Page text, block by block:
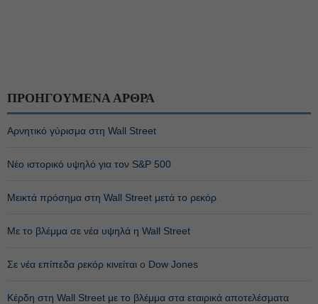
ΠΡΟΗΓΟΥΜΕΝΑ ΑΡΘΡΑ
Αρνητικό γύρισμα στη Wall Street
Νέο ιστορικό υψηλό για τον S&P 500
Μεικτά πρόσημα στη Wall Street μετά το ρεκόρ
Με το βλέμμα σε νέα υψηλά η Wall Street
Σε νέα επίπεδα ρεκόρ κινείται ο Dow Jones
Κέρδη στη Wall Street με το βλέμμα στα εταιρικά αποτελέσματα